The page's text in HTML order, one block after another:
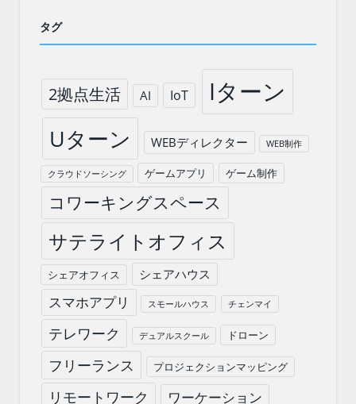
タグ
2拠点生活 AI IoT Iターン
Uターン WEBディレクター WEB制作
クラウドソーシング ゲームアプリ ゲーム制作
コワーキングスペース
サテライトオフィス
シェアオフィス シェアハウス
スマホアプリ スモールハウス チェンマイ
テレワーク デュアルスクール ドローン
フリーランス プロジェクションマッピング
リモートワーク ワーケーション